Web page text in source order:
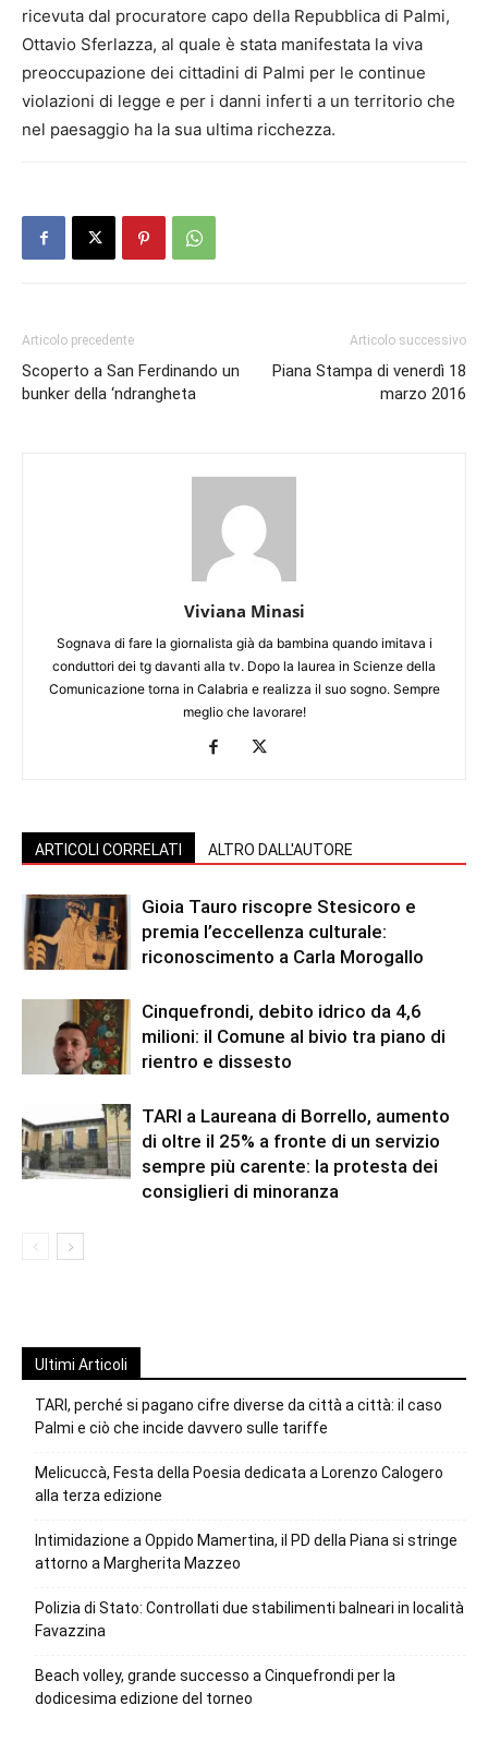
ricevuta dal procuratore capo della Repubblica di Palmi,
Ottavio Sferlazza, al quale è stata manifestata la viva
preoccupazione dei cittadini di Palmi per le continue
violazioni di legge e per i danni inferti a un territorio che
nel paesaggio ha la sua ultima ricchezza.
Articolo precedente
Scoperto a San Ferdinando un
bunker della ‘ndrangheta
Articolo successivo
Piana Stampa di venerdì 18
marzo 2016
Viviana Minasi
Sognava di fare la giornalista già da bambina quando imitava i
conduttori dei tg davanti alla tv. Dopo la laurea in Scienze della
Comunicazione torna in Calabria e realizza il suo sogno. Sempre
meglio che lavorare!
ARTICOLI CORRELATI ALTRO DALL'AUTORE
Gioia Tauro riscopre Stesicoro e
premia l’eccellenza culturale:
riconoscimento a Carla Morogallo
Cinquefrondi, debito idrico da 4,6
milioni: il Comune al bivio tra piano di
rientro e dissesto
TARI a Laureana di Borrello, aumento
di oltre il 25% a fronte di un servizio
sempre più carente: la protesta dei
consiglieri di minoranza
Ultimi Articoli
TARI, perché si pagano cifre diverse da città a città: il caso
Palmi e ciò che incide davvero sulle tariffe
Melicuccà, Festa della Poesia dedicata a Lorenzo Calogero
alla terza edizione
Intimidazione a Oppido Mamertina, il PD della Piana si stringe
attorno a Margherita Mazzeo
Polizia di Stato: Controllati due stabilimenti balneari in località
Favazzina
Beach volley, grande successo a Cinquefrondi per la
dodicesima edizione del torneo